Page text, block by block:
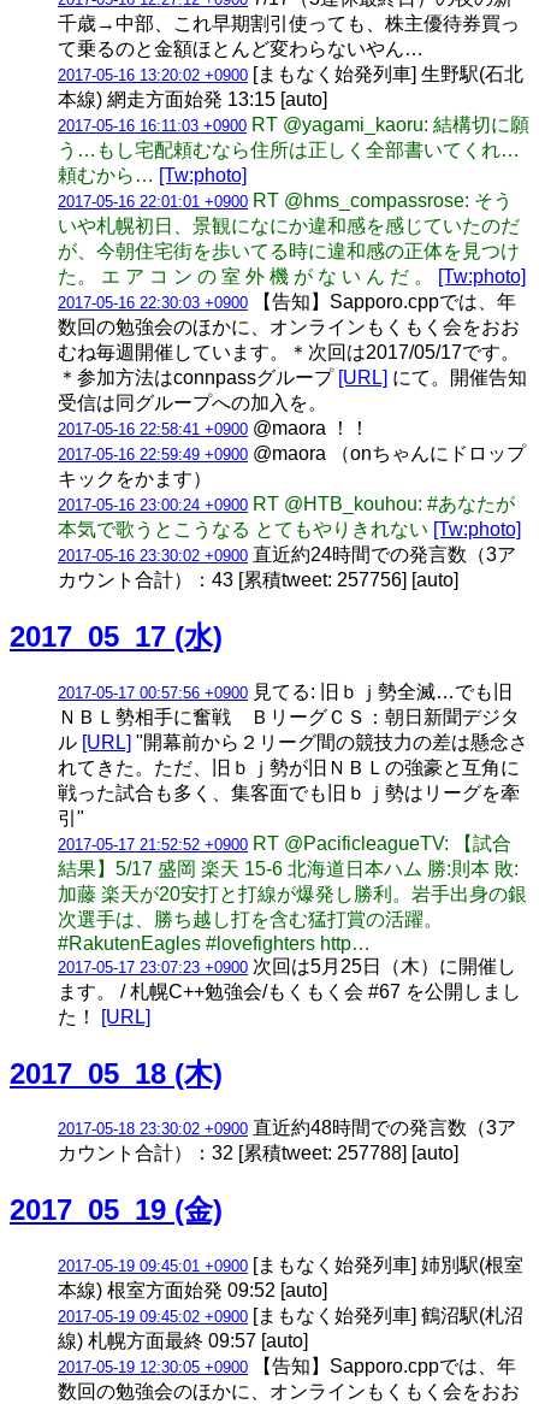
千歳→中部、これ早期割引使っても、株主優待券買っ
て乗るのと金額ほとんど変わらないやん…
2017-05-16 13:20:02 +0900 [まもなく始発列車] 生野駅(石北
本線) 網走方面始発 13:15 [auto]
2017-05-16 16:11:03 +0900 RT @yagami_kaoru: 結構切に願
う…もし宅配頼むなら住所は正しく全部書いてくれ…
頼むから… [Tw:photo]
2017-05-16 22:01:01 +0900 RT @hms_compassrose: そう
いや札幌初日、景観になにか違和感を感じていたのだ
が、今朝住宅街を歩いてる時に違和感の正体を見つけ
た。 エ ア コ ン の 室 外 機 が な い ん だ 。
[Tw:photo]
2017-05-16 22:30:03 +0900 【告知】Sapporo.cppでは、年
数回の勉強会のほかに、オンラインもくもく会をおお
むね毎週開催しています。＊次回は2017/05/17です。
＊参加方法はconnpassグループ [URL] にて。開催告知
受信は同グループへの加入を。
2017-05-16 22:58:41 +0900 @maora ！！
2017-05-16 22:59:49 +0900 @maora （onちゃんにドロップ
キックをかます）
2017-05-16 23:00:24 +0900 RT @HTB_kouhou: #あなたが
本気で歌うとこうなる とてもやりきれない [Tw:photo]
2017-05-16 23:30:02 +0900 直近約24時間での発言数（3ア
カウント合計）：43 [累積tweet: 257756] [auto]
2017_05_17 (水)
2017-05-17 00:57:56 +0900 見てる: 旧ｂｊ勢全滅…でも旧
ＮＢＬ勢相手に奮戦 ＢリーグＣＳ：朝日新聞デジタ
ル [URL] "開幕前から２リーグ間の競技力の差は懸念さ
れてきた。ただ、旧ｂｊ勢が旧ＮＢＬの強豪と互角に
戦った試合も多く、集客面でも旧ｂｊ勢はリーグを牽
引"
2017-05-17 21:52:52 +0900 RT @PacificleagueTV: 【試合
結果】5/17 盛岡 楽天 15-6 北海道日本ハム 勝:則本 敗:
加藤 楽天が20安打と打線が爆発し勝利。岩手出身の銀
次選手は、勝ち越し打を含む猛打賞の活躍。
#RakutenEagles #lovefighters http…
2017-05-17 23:07:23 +0900 次回は5月25日（木）に開催し
ます。 / 札幌C++勉強会/もくもく会 #67 を公開しまし
た！
[URL]
2017_05_18 (木)
2017-05-18 23:30:02 +0900 直近約48時間での発言数（3ア
カウント合計）：32 [累積tweet: 257788] [auto]
2017_05_19 (金)
2017-05-19 09:45:01 +0900 [まもなく始発列車] 姉別駅(根室
本線) 根室方面始発 09:52 [auto]
2017-05-19 09:45:02 +0900 [まもなく始発列車] 鶴沼駅(札沼
線) 札幌方面最終 09:57 [auto]
2017-05-19 12:30:05 +0900 【告知】Sapporo.cppでは、年
数回の勉強会のほかに、オンラインもくもく会をおお